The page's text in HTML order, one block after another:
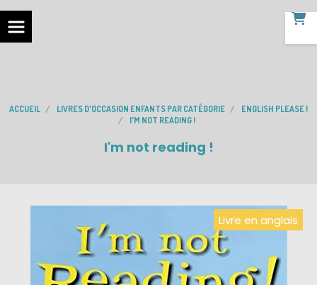
ACCUEIL LIVRES D'OCCASION ENFANTS PAR CATÉGORIE
ENGLISH PLEASE !
I'M NOT READING !
I'm not reading !
Livre en anglais